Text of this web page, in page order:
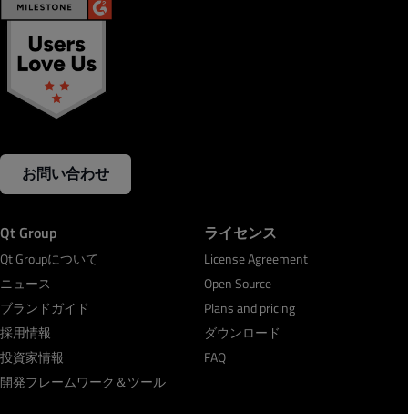
お問い合わせ
Qt Group
Qt Groupについて
ニュース
ブランドガイド
採用情報
投資家情報
開発フレームワーク＆ツール
ライセンス
License Agreement
Open Source
Plans and pricing
ダウンロード
FAQ